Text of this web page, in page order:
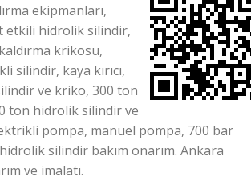
ekipmanları,
etkili hidrolik silindir,
krikosu,
silindir, kaya kırıcı,
ve kriko, 300 ton
ton hidrolik silindir ve
pompa, manuel pompa, 700 bar
silindir bakım onarım. Ankara
ve imalatı.